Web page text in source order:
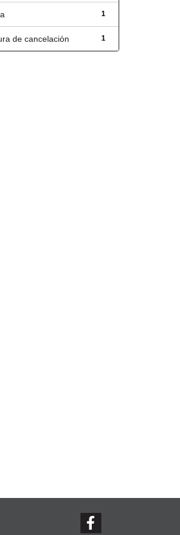
1
1
de cancelación